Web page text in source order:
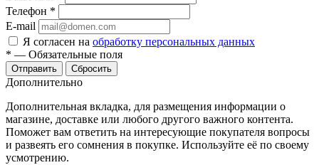
Телефон *
E-mail
Я согласен на обработку персональных данных
* — Обязательные поля
Отправить Сбросить
Дополнительно
Дополнительная вкладка, для размещения информации о
магазине, доставке или любого другого важного контента.
Поможет вам ответить на интересующие покупателя вопросы
и развеять его сомнения в покупке. Используйте её по своему
усмотрению.